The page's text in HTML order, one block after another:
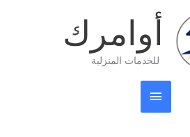
أوامرك
للخدمات المنزلية
القائمة
الرئيسية